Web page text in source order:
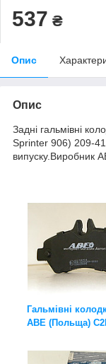
537 ₴
Опис
Опис
Задні гальмівні
Sprinter 906) 209-
випуску.Виробник
Гальмівні
ABE (Польща)